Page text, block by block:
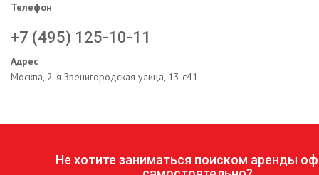
Телефон
+7 (495) 125-10-11
Адрес
Москва, 2-я Звенигородская улица, 13 с41
Не хотите заниматься поиском аренды